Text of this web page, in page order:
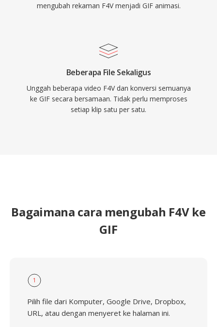
mengubah rekaman F4V menjadi GIF animasi.
Beberapa File Sekaligus
Unggah beberapa video F4V dan konversi semuanya
ke GIF secara bersamaan. Tidak perlu memproses
setiap klip satu per satu.
Bagaimana cara mengubah F4V ke
GIF
1
Pilih file dari Komputer, Google Drive, Dropbox,
URL, atau dengan menyeret ke halaman ini.